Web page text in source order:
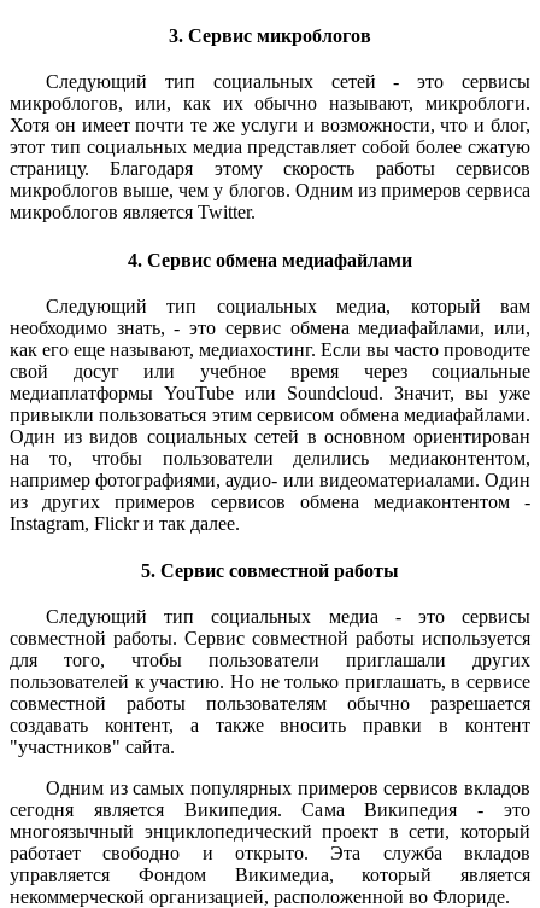
3. Сервис микроблогов
Следующий тип социальных сетей - это сервисы
микроблогов, или, как их обычно называют, микроблоги.
Хотя он имеет почти те же услуги и возможности, что и блог,
этот тип социальных медиа представляет собой более сжатую
страницу. Благодаря этому скорость работы сервисов
микроблогов выше, чем у блогов. Одним из примеров сервиса
микроблогов является Twitter.
4. Сервис обмена медиафайлами
Следующий тип социальных медиа, который вам
необходимо знать, - это сервис обмена медиафайлами, или,
как его еще называют, медиахостинг. Если вы часто проводите
свой досуг или учебное время через социальные
медиаплатформы YouTube или Soundcloud. Значит, вы уже
привыкли пользоваться этим сервисом обмена медиафайлами.
Один из видов социальных сетей в основном ориентирован
на то, чтобы пользователи делились медиаконтентом,
например фотографиями, аудио- или видеоматериалами. Один
из других примеров сервисов обмена медиаконтентом -
Instagram, Flickr и так далее.
5. Сервис совместной работы
Следующий тип социальных медиа - это сервисы
совместной работы. Сервис совместной работы используется
для того, чтобы пользователи приглашали других
пользователей к участию. Но не только приглашать, в сервисе
совместной работы пользователям обычно разрешается
создавать контент, а также вносить правки в контент
"участников" сайта.
Одним из самых популярных примеров сервисов вкладов
сегодня является Википедия. Сама Википедия - это
многоязычный энциклопедический проект в сети, который
работает свободно и открыто. Эта служба вкладов
управляется Фондом Викимедиа, который является
некоммерческой организацией, расположенной во Флориде.